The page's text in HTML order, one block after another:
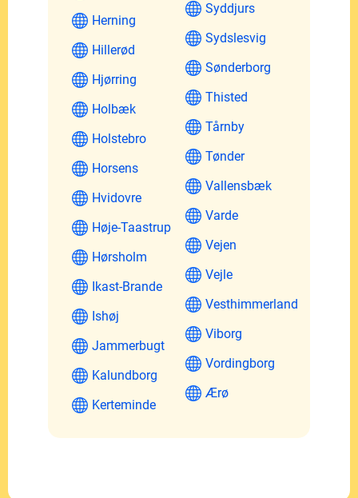
Herning
Hillerød
Hjørring
Holbæk
Holstebro
Horsens
Hvidovre
Høje-Taastrup
Hørsholm
Ikast-Brande
Ishøj
Jammerbugt
Kalundborg
Kerteminde
Syddjurs
Sydslesvig
Sønderborg
Thisted
Tårnby
Tønder
Vallensbæk
Varde
Vejen
Vejle
Vesthimmerland
Viborg
Vordingborg
Ærø